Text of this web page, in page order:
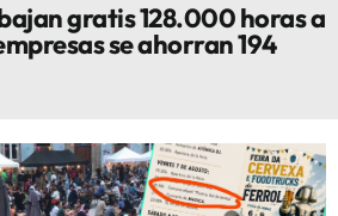
gratis 128.000 horas a
se ahorran 194